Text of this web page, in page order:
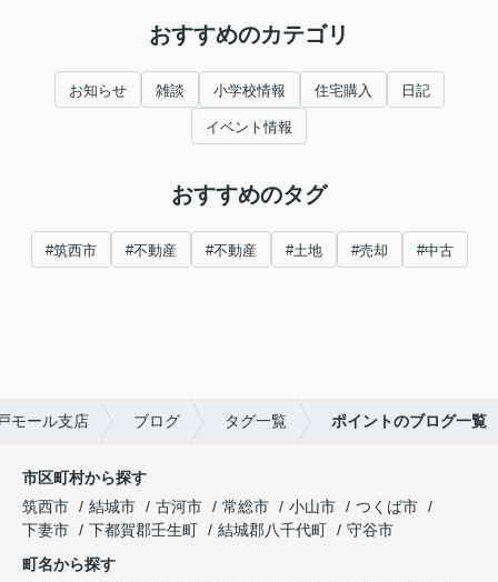
おすすめのカテゴリ
お知らせ 雑談 小学校情報 住宅購入 日記
イベント情報
おすすめのタグ
#筑西市 #不動産 #不動産 #土地 #売却 #中古
モール支店 ブログ タグ一覧 ポイントのブログ一覧
市区町村から探す
筑西市
結城市 古河市 常総市 小山市
つくば市
下妻市
下都賀郡壬生町 結城郡八千代町
守谷市
町名から探す